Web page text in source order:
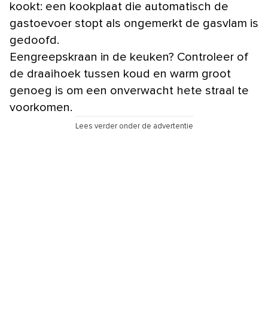
kookt: een kookplaat die automatisch de
gastoevoer stopt als ongemerkt de gasvlam is
gedoofd.
Eengreepskraan in de keuken? Controleer of
de draaihoek tussen koud en warm groot
genoeg is om een onverwacht hete straal te
voorkomen.
Lees verder onder de advertentie